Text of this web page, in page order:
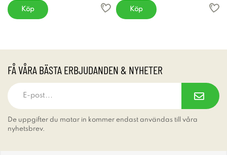
Köp Köp
FÅ VÅRA BÄSTA ERBJUDANDEN & NYHETER
De uppgifter du matar in kommer endast användas till våra
nyhetsbrev.